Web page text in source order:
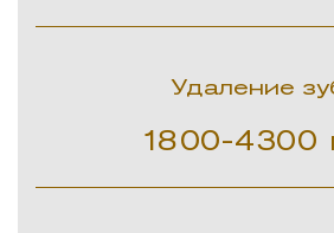
Удаление
1800-4300